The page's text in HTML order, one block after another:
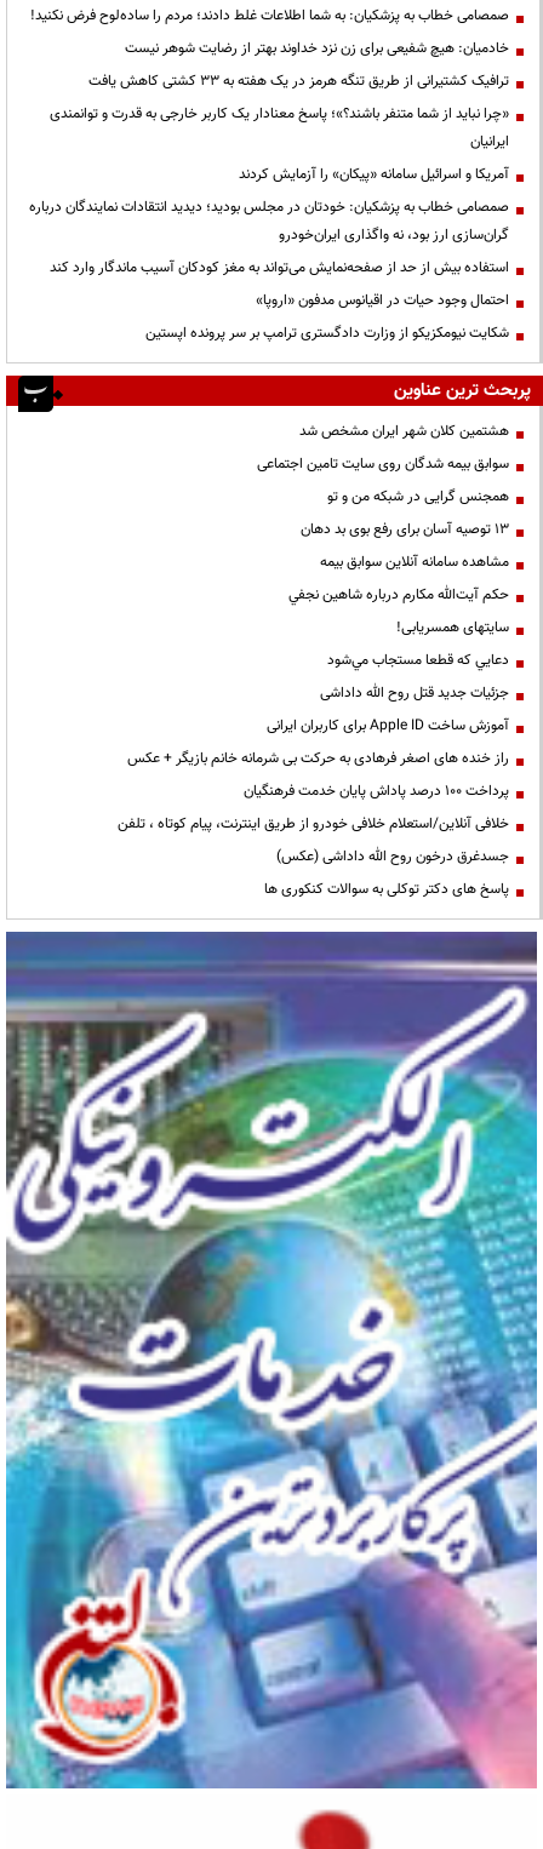
صمصامی خطاب به پزشکیان: به شما اطلاعات غلط دادند؛ مردم را ساده‌لوح فرض نکنید!
خادمیان: هیچ شفیعی برای زن نزد خداوند بهتر از رضایت شوهر نیست
ترافیک کشتیرانی از طریق تنگه هرمز در یک هفته به ۳۳ کشتی کاهش یافت
«چرا نباید از شما متنفر باشند؟»؛ پاسخ معنادار یک کاربر خارجی به قدرت و توانمندی
ایرانیان
آمریکا و اسرائیل سامانه «پیکان» را آزمایش کردند
صمصامی خطاب به پزشکیان: خودتان در مجلس بودید؛ دیدید انتقادات نمایندگان درباره
گران‌سازی ارز بود، نه واگذاری ایران‌خودرو
استفاده بیش از حد از صفحه‌نمایش می‌تواند به مغز کودکان آسیب ماندگار وارد کند
احتمال وجود حیات در اقیانوس مدفون «اروپا»
شکایت نیومکزیکو از وزارت دادگستری ترامپ بر سر پرونده اپستین
پربحث ترین عناوین
هشتمین کلان شهر ایران مشخص شد
سوابق بیمه شدگان روی سایت تامین اجتماعی
همجنس گرایی در شبکه من و تو
13 توصیه آسان برای رفع بوی بد دهان
مشاهده سامانه آنلاين سوابق بیمه
حكم آيت‌الله مكارم درباره شاهين نجفي
سایتهای همسریابی!
دعايي كه قطعا مستجاب مي‌شود
جزئیات جدید قتل روح الله داداشی
آموزش ساخت Apple ID برای کاربران ایرانی
راز خنده های اصغر فرهادی به حرکت بی شرمانه خانم بازیگر + عکس
پرداخت ۱۰۰ درصد پاداش پایان خدمت فرهنگیان
خلافی آنلاین/استعلام خلافی خودرو از طریق اینترنت، پیام کوتاه ، تلفن
جسدغرق درخون روح الله داداشی (عکس)
پاسخ های دکتر توکلی به سوالات کنکوری ها